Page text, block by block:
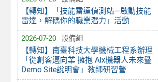
【轉知】「技能雷達偵測站—啟動技能
雷達，解碼你的職業潛力」活動
2026-07-20 設備組
【轉知】南臺科技大學機械工程系辦理
「從創客邁向業 擁抱 AIx機器人未來暨
Demo Site說明會」教師研習營